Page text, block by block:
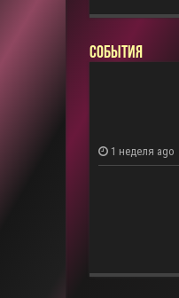
СОБЫТИЯ
1 неделя ago